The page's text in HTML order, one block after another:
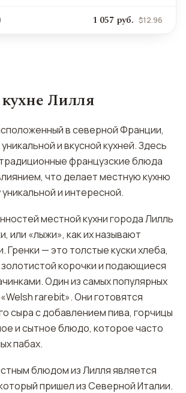
1 057 руб. $12.96
Лилля
в северной Франции,
и вкусной кухней. Здесь
французские блюда
что делает местную кухню
и интересной.
местной кухни города Лилль
или «лыжи», как их называют
Гренки — это толстые куски хлеба,
корочки и подающиеся
Один из самых популярных
rarebit». Они готовятся
сыра с добавлением пива, горчицы
и сытное блюдо, которое часто
пабах.
блюдом из Лилля является
пришел из Северной Италии.